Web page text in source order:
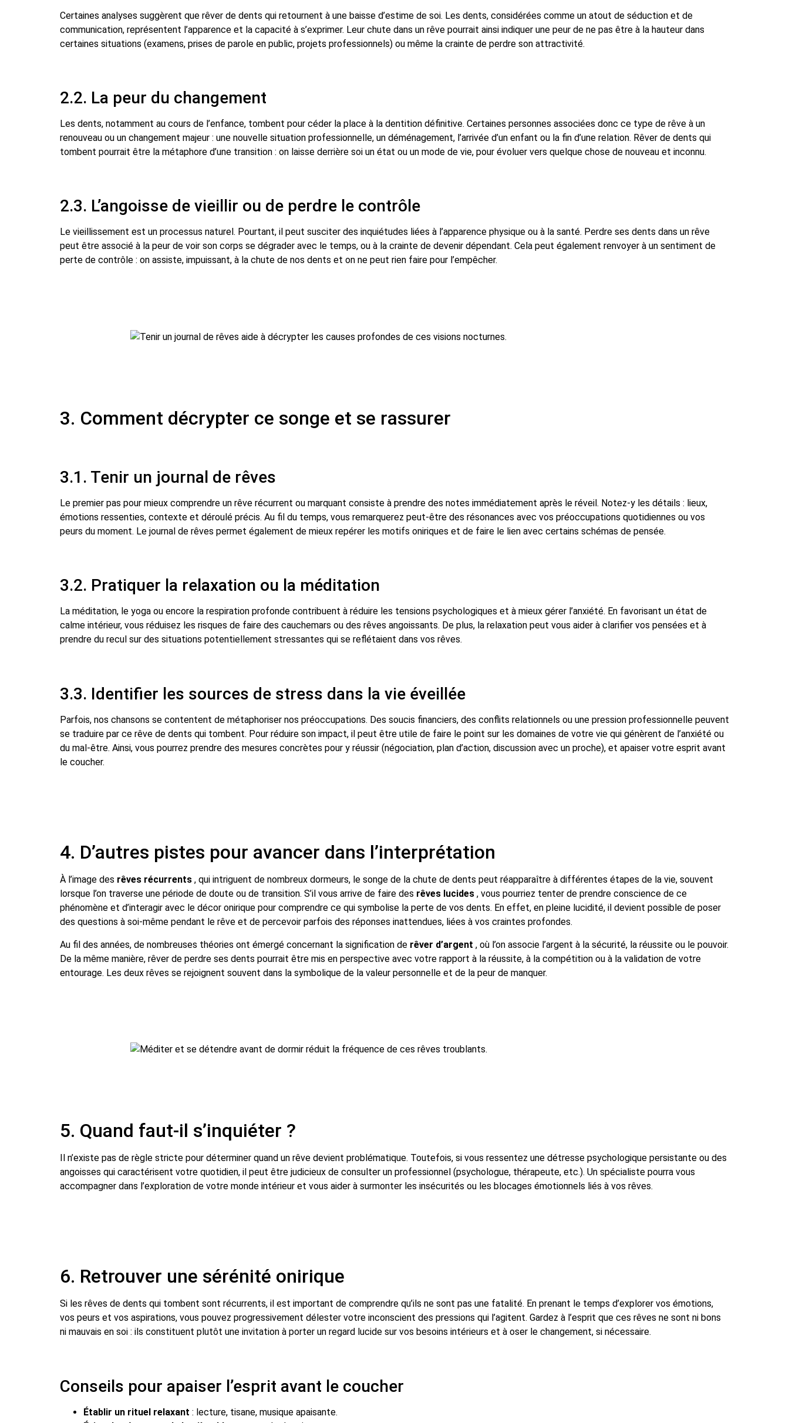
Certaines analyses suggèrent que rêver de dents qui retournent à une baisse d’estime de soi. Les dents, considérées comme un atout de séduction et de
communication, représentent l’apparence et la capacité à s’exprimer. Leur chute dans un rêve pourrait ainsi indiquer une peur de ne pas être à la hauteur dans
certaines situations (examens, prises de parole en public, projets professionnels) ou même la crainte de perdre son attractivité.
2.2. La peur du changement
Les dents, notamment au cours de l’enfance, tombent pour céder la place à la dentition définitive. Certaines personnes associées donc ce type de rêve à un
renouveau ou un changement majeur : une nouvelle situation professionnelle, un déménagement, l’arrivée d’un enfant ou la fin d’une relation. Rêver de dents qui
tombent pourrait être la métaphore d’une transition : on laisse derrière soi un état ou un mode de vie, pour évoluer vers quelque chose de nouveau et inconnu.
2.3. L’angoisse de vieillir ou de perdre le contrôle
Le vieillissement est un processus naturel. Pourtant, il peut susciter des inquiétudes liées à l’apparence physique ou à la santé. Perdre ses dents dans un rêve
peut être associé à la peur de voir son corps se dégrader avec le temps, ou à la crainte de devenir dépendant. Cela peut également renvoyer à un sentiment de
perte de contrôle : on assiste, impuissant, à la chute de nos dents et on ne peut rien faire pour l’empêcher.
3. Comment décrypter ce songe et se rassurer
3.1. Tenir un journal de rêves
Le premier pas pour mieux comprendre un rêve récurrent ou marquant consiste à prendre des notes immédiatement après le réveil. Notez-y les détails : lieux,
émotions ressenties, contexte et déroulé précis. Au fil du temps, vous remarquerez peut-être des résonances avec vos préoccupations quotidiennes ou vos
peurs du moment. Le journal de rêves permet également de mieux repérer les motifs oniriques et de faire le lien avec certains schémas de pensée.
3.2. Pratiquer la relaxation ou la méditation
La méditation, le yoga ou encore la respiration profonde contribuent à réduire les tensions psychologiques et à mieux gérer l’anxiété. En favorisant un état de
calme intérieur, vous réduisez les risques de faire des cauchemars ou des rêves angoissants. De plus, la relaxation peut vous aider à clarifier vos pensées et à
prendre du recul sur des situations potentiellement stressantes qui se reflétaient dans vos rêves.
3.3. Identifier les sources de stress dans la vie éveillée
Parfois, nos chansons se contentent de métaphoriser nos préoccupations. Des soucis financiers, des conflits relationnels ou une pression professionnelle peuvent
se traduire par ce rêve de dents qui tombent. Pour réduire son impact, il peut être utile de faire le point sur les domaines de votre vie qui génèrent de l’anxiété ou
du mal-être. Ainsi, vous pourrez prendre des mesures concrètes pour y réussir (négociation, plan d’action, discussion avec un proche), et apaiser votre esprit avant
le coucher.
4. D’autres pistes pour avancer dans l’interprétation
À l’image des rêves récurrents , qui intriguent de nombreux dormeurs, le songe de la chute de dents peut réapparaître à différentes étapes de la vie, souvent
lorsque l’on traverse une période de doute ou de transition. S’il vous arrive de faire des rêves lucides , vous pourriez tenter de prendre conscience de ce
phénomène et d’interagir avec le décor onirique pour comprendre ce qui symbolise la perte de vos dents. En effet, en pleine lucidité, il devient possible de poser
des questions à soi-même pendant le rêve et de percevoir parfois des réponses inattendues, liées à vos craintes profondes.
Au fil des années, de nombreuses théories ont émergé concernant la signification de rêver d’argent , où l’on associe l’argent à la sécurité, la réussite ou le pouvoir.
De la même manière, rêver de perdre ses dents pourrait être mis en perspective avec votre rapport à la réussite, à la compétition ou à la validation de votre
entourage. Les deux rêves se rejoignent souvent dans la symbolique de la valeur personnelle et de la peur de manquer.
5. Quand faut-il s’inquiéter ?
Il n’existe pas de règle stricte pour déterminer quand un rêve devient problématique. Toutefois, si vous ressentez une détresse psychologique persistante ou des
angoisses qui caractérisent votre quotidien, il peut être judicieux de consulter un professionnel (psychologue, thérapeute, etc.). Un spécialiste pourra vous
accompagner dans l’exploration de votre monde intérieur et vous aider à surmonter les insécurités ou les blocages émotionnels liés à vos rêves.
6. Retrouver une sérénité onirique
Si les rêves de dents qui tombent sont récurrents, il est important de comprendre qu’ils ne sont pas une fatalité. En prenant le temps d’explorer vos émotions,
vos peurs et vos aspirations, vous pouvez progressivement délester votre inconscient des pressions qui l’agitent. Gardez à l’esprit que ces rêves ne sont ni bons
ni mauvais en soi : ils constituent plutôt une invitation à porter un regard lucide sur vos besoins intérieurs et à oser le changement, si nécessaire.
Conseils pour apaiser l’esprit avant le coucher
Établir un rituel relaxant : lecture, tisane, musique apaisante.